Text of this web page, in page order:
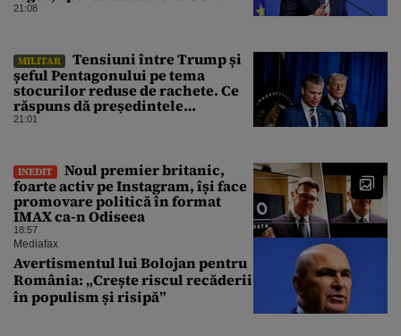
21:08
MILITAR
Tensiuni între Trump și
șeful Pentagonului pe tema
stocurilor reduse de rachete. Ce
răspuns dă președintele
american
21:01
INEDIT
Noul premier britanic,
foarte activ pe Instagram, își face
promovare politică în format
IMAX ca-n Odiseea
18:57
Mediafax
Avertismentul lui Bolojan pentru
România: „Crește riscul recăderii
în populism și risipă”